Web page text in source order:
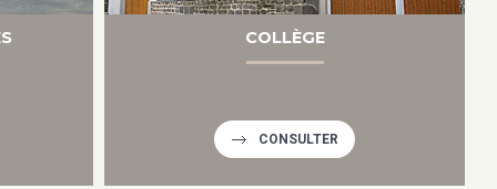
COLLÈGE
CONSULTER